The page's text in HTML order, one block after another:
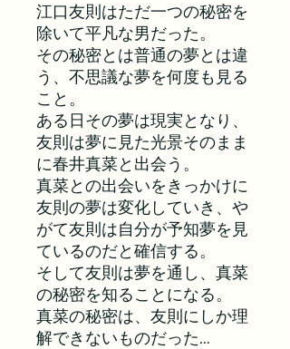
江口友則はただ一つの秘密を
除いて平凡な男だった。
その秘密とは普通の夢とは違
う、不思議な夢を何度も見る
こと。
ある日その夢は現実となり、
友則は夢に見た光景そのまま
に春井真菜と出会う。
真菜との出会いをきっかけに
友則の夢は変化していき、や
がて友則は自分が予知夢を見
ているのだと確信する。
そして友則は夢を通し、真菜
の秘密を知ることになる。
真菜の秘密は、友則にしか理
解できないものだった…